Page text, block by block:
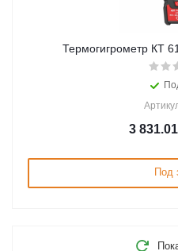
Термогигрометр КТ
3 831.01
Под